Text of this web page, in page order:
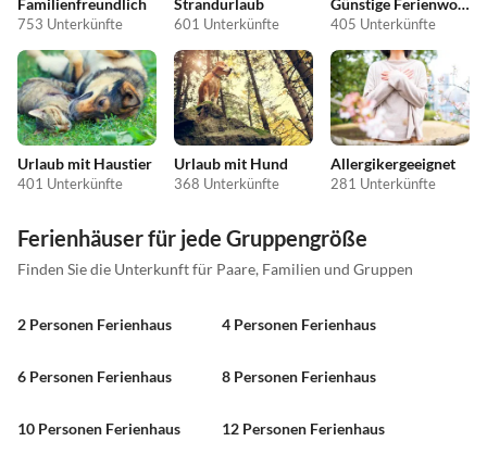
Familienfreundlich
753 Unterkünfte
Strandurlaub
601 Unterkünfte
Günstige Ferienwohnungen
405 Unterkünfte
Urlaub mit Haustier
401 Unterkünfte
Urlaub mit Hund
368 Unterkünfte
Allergikergeeignet
281 Unterkünfte
Ferienhäuser für jede Gruppengröße
Finden Sie die Unterkunft für Paare, Familien und Gruppen
2 Personen Ferienhaus 4 Personen Ferienhaus
6 Personen Ferienhaus 8 Personen Ferienhaus
10 Personen Ferienhaus 12 Personen Ferienhaus